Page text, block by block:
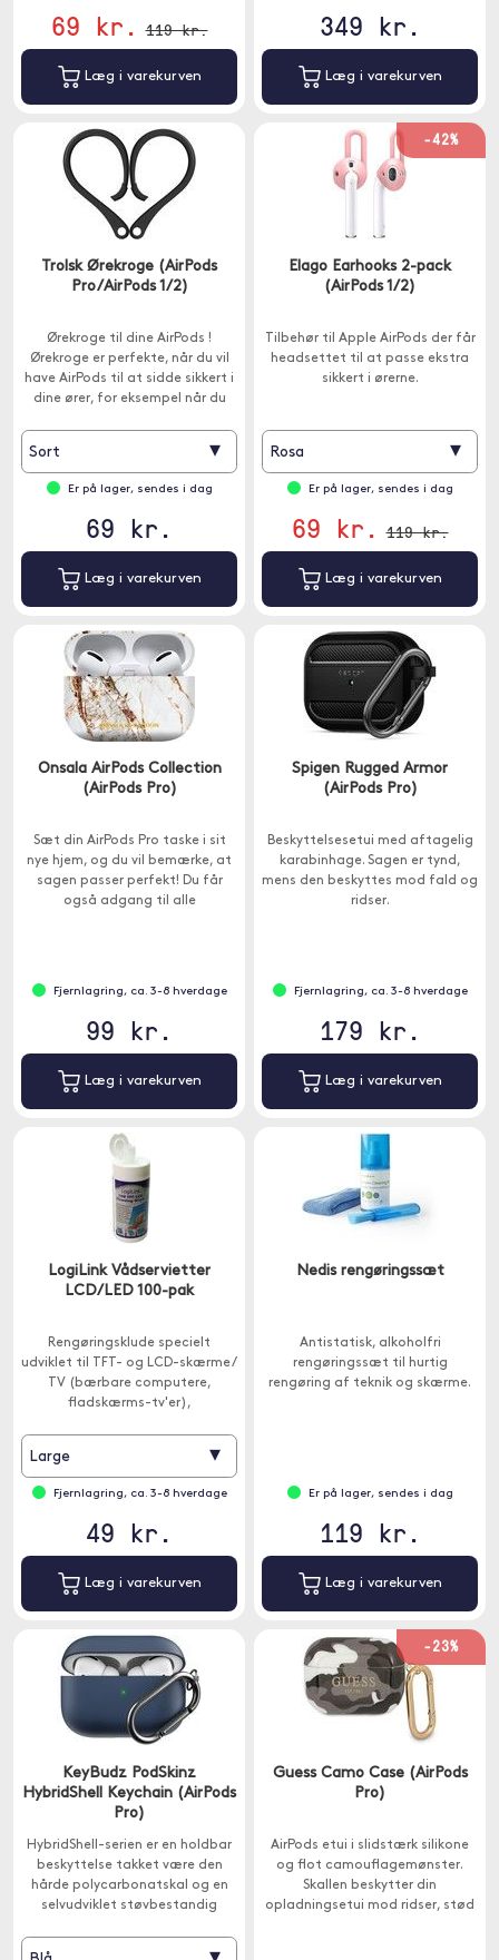
69 kr. 119 kr.
Læg i varekurven
349 kr.
Læg i varekurven
Trolsk Ørekroge (AirPods
Pro/AirPods 1/2)
Ørekroge til dine AirPods !
Ørekroge er perfekte, når du vil
have AirPods til at sidde sikkert i
dine ører, for eksempel når du
Sort ▾
Er på lager, sendes i dag
69 kr.
Læg i varekurven
-42%
Elago Earhooks 2-pack
(AirPods 1/2)
Tilbehør til Apple AirPods der får
headsettet til at passe ekstra
sikkert i ørerne.
Rosa ▾
Er på lager, sendes i dag
69 kr. 119 kr.
Læg i varekurven
Onsala AirPods Collection
(AirPods Pro)
Sæt din AirPods Pro taske i sit
nye hjem, og du vil bemærke, at
sagen passer perfekt! Du får
også adgang til alle
Fjernlagring, ca. 3-8 hverdage
99 kr.
Læg i varekurven
Spigen Rugged Armor
(AirPods Pro)
Beskyttelsesetui med aftagelig
karabinhage. Sagen er tynd,
mens den beskyttes mod fald og
ridser.
Fjernlagring, ca. 3-8 hverdage
179 kr.
Læg i varekurven
LogiLink Vådservietter
LCD/LED 100-pak
Rengøringsklude specielt
udviklet til TFT- og LCD-skærme /
TV (bærbare computere,
fladskærms-tv'er),
Large ▾
Fjernlagring, ca. 3-8 hverdage
49 kr.
Læg i varekurven
Nedis rengøringssæt
Antistatisk, alkoholfri
rengøringssæt til hurtig
rengøring af teknik og skærme.
Er på lager, sendes i dag
119 kr.
Læg i varekurven
KeyBudz PodSkinz
HybridShell Keychain (AirPods
Pro)
HybridShell-serien er en holdbar
beskyttelse takket være den
hårde polycarbonatskal og en
selvudviklet støvbestandig
-23%
Guess Camo Case (AirPods
Pro)
AirPods etui i slidstærk silikone
og flot camouflagemønster.
Skallen beskytter din
opladningsetui mod ridser, stød